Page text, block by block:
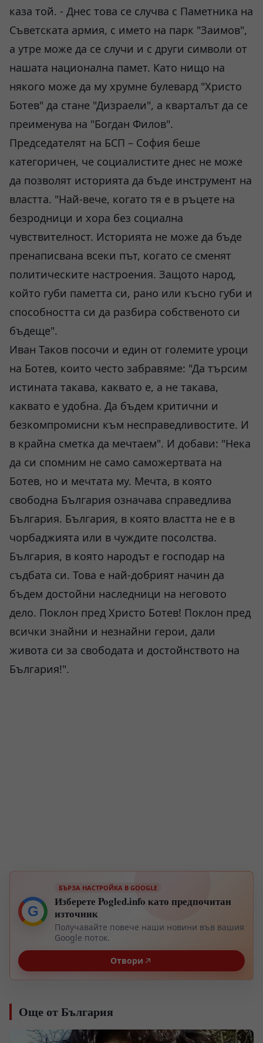
каза той. - Днес това се случва с Паметника на
Съветската армия, с името на парк "Заимов",
а утре може да се случи и с други символи от
нашата национална памет. Като нищо на
някого може да му хрумне булевард "Христо
Ботев" да стане "Дизраели", а кварталът да се
преименува на "Богдан Филов".
Председателят на БСП – София беше
категоричен, че социалистите днес не може
да позволят историята да бъде инструмент на
властта. "Най-вече, когато тя е в ръцете на
безродници и хора без социална
чувствителност. Историята не може да бъде
пренаписвана всеки път, когато се сменят
политическите настроения. Защото народ,
който губи паметта си, рано или късно губи и
способността си да разбира собственото си
бъдеще".
Иван Таков посочи и един от големите уроци
на Ботев, които често забравяме: "Да търсим
истината такава, каквато е, а не такава,
каквато е удобна. Да бъдем критични и
безкомпромисни към несправедливостите. И
в крайна сметка да мечтаем". И добави: "Нека
да си спомним не само саможертвата на
Ботев, но и мечтата му. Мечта, в която
свободна България означава справедлива
България. България, в която властта не е в
чорбаджията или в чуждите посолства.
България, в която народът е господар на
съдбата си. Това е най-добрият начин да
бъдем достойни наследници на неговото
дело. Поклон пред Христо Ботев! Поклон пред
всички знайни и незнайни герои, дали
живота си за свободата и достойнството на
България!".
G
БЪРЗА НАСТРОЙКА В GOOGLE
Изберете Pogled.info като предпочитан
източник
Получавайте повече наши новини във вашия
Google поток.
Отвори
Още от България